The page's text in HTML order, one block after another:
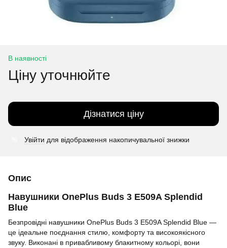
В наявності
Ціну уточнюйте
Дізнатися ціну
Увійти для відображення накопичувальної знижки
Опис
Навушники OnePlus Buds 3 E509A Splendid
Blue
Безпровідні навушники OnePlus Buds 3 E509A Splendid Blue —
це ідеальне поєднання стилю, комфорту та високоякісного
звуку. Виконані в привабливому блакитному кольорі, вони